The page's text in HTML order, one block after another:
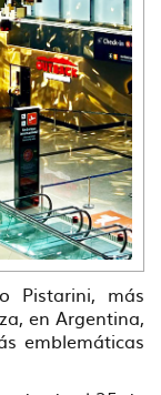
Pistarini, más
en Argentina,
emblemáticas